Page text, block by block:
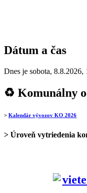
Dátum a čas
Dnes je sobota, 8.8.2026,
♻ Komunálny
> Kalendár vývozov KO 2026
> Úroveň vytriedenia